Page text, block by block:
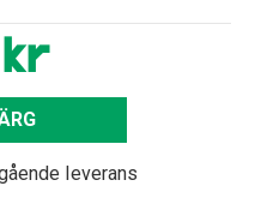
leverans